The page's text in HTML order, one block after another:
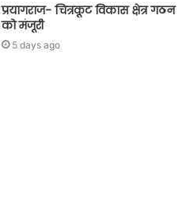
प्रयागराज- चित्रकूट विकास क्षेत्र गठन
को मंजूरी
5 days ago